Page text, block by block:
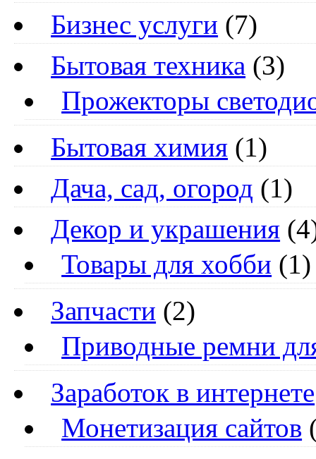
Бизнес услуги (7)
Бытовая техника (3)
Прожекторы
Бытовая химия (1)
Дача, сад, огород (1)
Декор и украшения
Товары для хобби (1)
Запчасти (2)
Приводные ремни
Заработок в интернете
Монетизация сайтов